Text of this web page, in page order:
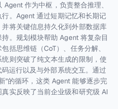
作为中枢，负责整合推理、
。Agent 通过短期记忆和长期记
将关键信息持久化到外部数据库
。规划模块帮助 Agent 将复杂目
括思维链（CoT）、任务分解、
则突破了纯文本生成的限制，使
运行以及与外部系统交互。通过
的循环，这类 Agent 能够逐步完
实反映了当前企业级和研究级 AI